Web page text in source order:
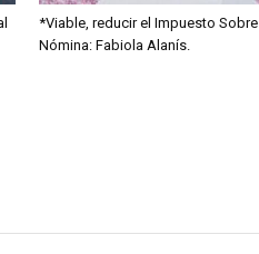
*Viable, reducir el Impuesto Sobre
Nómina: Fabiola Alanís.